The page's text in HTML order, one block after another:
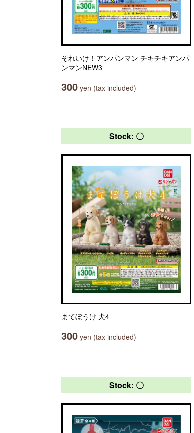
それいけ！アンパンマン チキチキアンパ
ンマンNEW3
300 yen (tax included)
Stock: 〇
まてぼうけ 犬4
300 yen (tax included)
Stock: 〇